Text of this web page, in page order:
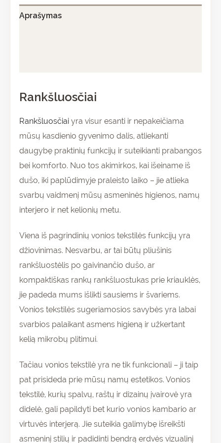
Aprašymas
Rankšluosčiai
Rankšluosčiai yra visur esanti ir nepakeičiama
mūsų kasdienio gyvenimo dalis, atliekanti
daugybę praktinių funkcijų ir suteikianti prabangos
bei komforto. Nuo tos akimirkos, kai išeiname iš
dušo, iki paplūdimyje praleisto laiko – jie atlieka
svarbų vaidmenį mūsų asmeninės higienos, namų
interjero ir net kelionių metu.
Viena iš pagrindinių vonios tekstilės funkcijų yra
džiovinimas. Nesvarbu, ar tai būtų pliušinis
rankšluostėlis po gaivinančio dušo, ar
kompaktiškas rankų rankšluostukas prie kriauklės,
jie padeda mums išlikti sausiems ir švariems.
Vonios tekstilės sugeriamosios savybės yra labai
svarbios palaikant asmens higieną ir užkertant
kelią mikrobų plitimui.
Tačiau vonios tekstilė yra ne tik funkcionali – ji taip
pat prisideda prie mūsų namų estetikos. Vonios
tekstilė, kurių spalvų, raštų ir dizainų įvairovė yra
didelė, gali papildyti bet kurio vonios kambario ar
virtuvės interjerą. Jie suteikia galimybę išreikšti
asmeninį stilių ir padidinti bendrą erdvės vizualinį